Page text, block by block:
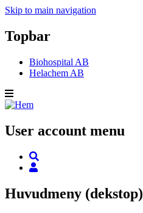
Skip to main navigation
Topbar
Biohospital AB
Helachem AB
User account menu
Huvudmeny (dekstop)